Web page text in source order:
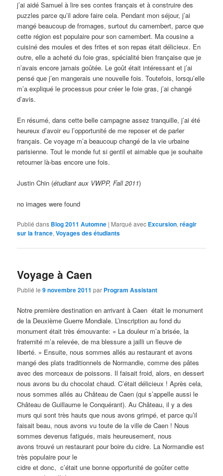
j’ai aidé Samuel à lire ses contes français et à construire des
puzzles parce qu’il adore faire cela. Pendant mon séjour, j’ai
mangé beaucoup de fromages, surtout du camembert, parce que
cette région est populaire pour son camembert. Ma cousine a
cuisiné des moules et des frites et son repas était délicieux. En
outre, elle a acheté du foie gras, spécialité bien française que je
n’avais encore jamais goûtée. Le goût était intéressant et j’ai
pensé que j’en mangerais une nouvelle fois. Toutefois, lorsqu’elle
m’a expliqué le processus pour créer le foie gras, j’ai changé
d’avis.
En résumé, dans cette belle campagne assez tranquille, j’ai été
heureux d’avoir eu l’opportunité de me reposer et de parler
français. Ce voyage m’a beaucoup changé de la vie urbaine
parisienne. Tout le monde fut si gentil et aimable que je souhaite
retourner là-bas encore une fois.
Justin Chin (étudiant aux VWPP, Fall 2011)
no images were found
Publié dans Blog 2011 Automne | Marqué avec Excursion,réagir
sur la france,Voyages des étudiants
Voyage à Caen
Publié le9 novembre 2011 par Program Assistant
Notre première destination en arrivant à Caen était le monument
de la Deuxième Guerre Mondiale. L’inscription au fond du
monument était très émouvante: « La douleur m’a brisée, la
fraternité m’a relevée, de ma blessure a jailli un fleuve de
liberté. » Ensuite, nous sommes allés au restaurant et avons
mangé des plats traditionnels de Normandie, comme des pâtes
avec des morceaux de poissons. Il faisait froid, alors, en dessert
nous avons bu du chocolat chaud. C’était délicieux ! Après cela,
nous sommes allés au Château de Caen (qui s’appelle aussi le
Château de Guillaume le Conquérant). Au Château, il y a des
murs qui sont très hauts que nous avons grimpé, et parce qu’il
faisait beau, nous avons vu toute de la ville de Caen ! Nous
sommes devenus fatigués, mais heureusement, nous
avons trouvé un restaurant pour boire du cidre. La Normandie est
très populaire pour le
cidre et donc, c’était une bonne opportunité de goûter cette